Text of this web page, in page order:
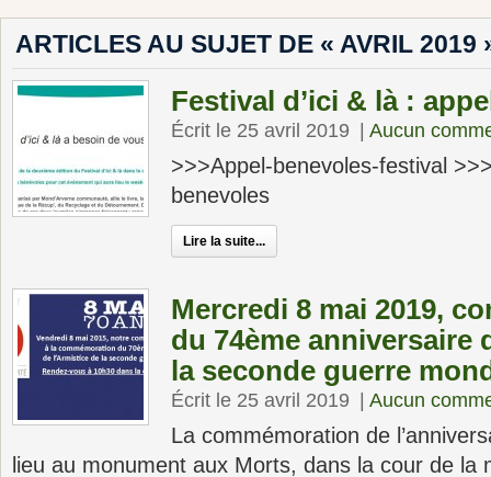
ARTICLES AU SUJET DE « AVRIL 2019
Festival d’ici & là :
Écrit le 25 avril 2019 Aucun
>>>Appel-benevoles-festival
benevoles
Lire la suite...
Mercredi 8 mai 2019,
du 74ème anniversaire
la seconde guerre
Écrit le 25 avril 2019 Aucun
La commémoration de
lieu au monument aux Morts, dans la cour de la